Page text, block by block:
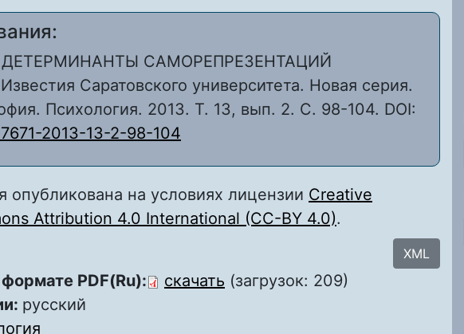
ДЕТЕРМИНАНТЫ САМОРЕПРЕЗЕНТАЦИЙ
Саратовского университета. Новая серия.
Психология. 2013. Т. 13, вып. 2. С. 98-104. DOI:
2013-13-2-98-104
опубликована на условиях лицензии Creative
Attribution 4.0 International (CC-BY 4.0).
XML
PDF(Ru): скачать (загрузок: 209)
русский